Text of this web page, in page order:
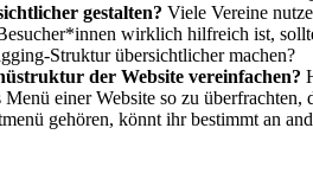
gestalten? Viele Vereine
wirklich hilfreich ist,
Struktur übersichtlicher machen?
der Website vereinfachen?
einer Website so zu überfrachten,
gehören, könnt ihr bestimmt an